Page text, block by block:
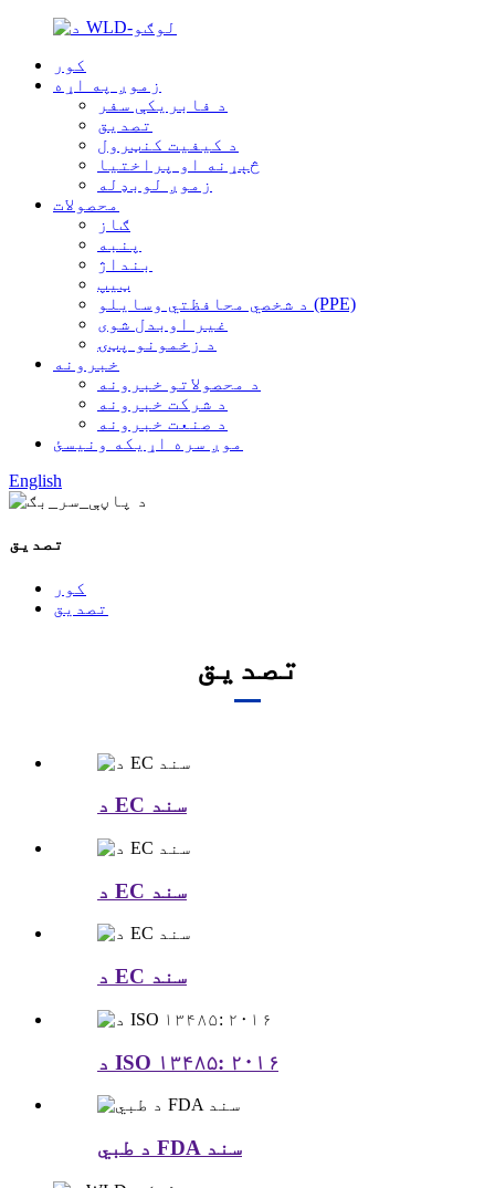
کور
زموږ په اړه
د فابریکې سفر
تصدیق
د کیفیت کنټرول
څېړنه او پراختیا
زموږ لوبډله
محصولات
ګاز
پنبه
بنداژ
ټیپ
د شخصي محافظتي وسایلو (PPE)
غیر اوبدل شوی
د زخمونو پټۍ
خبرونه
د محصولاتو خبرونه
د شرکت خبرونه
د صنعت خبرونه
موږ سره اړیکه ونیسئ
English
تصدیق
کور
تصدیق
تصدیق
د EC سند
د EC سند
د EC سند
د ISO ۱۳۴۸۵: ۲۰۱۶
د طبي FDA سند